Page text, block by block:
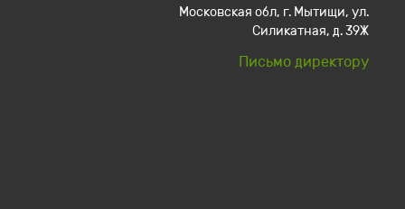
Московская обл, г. Мытищи, ул.
Силикатная, д. 39Ж
Письмо директору